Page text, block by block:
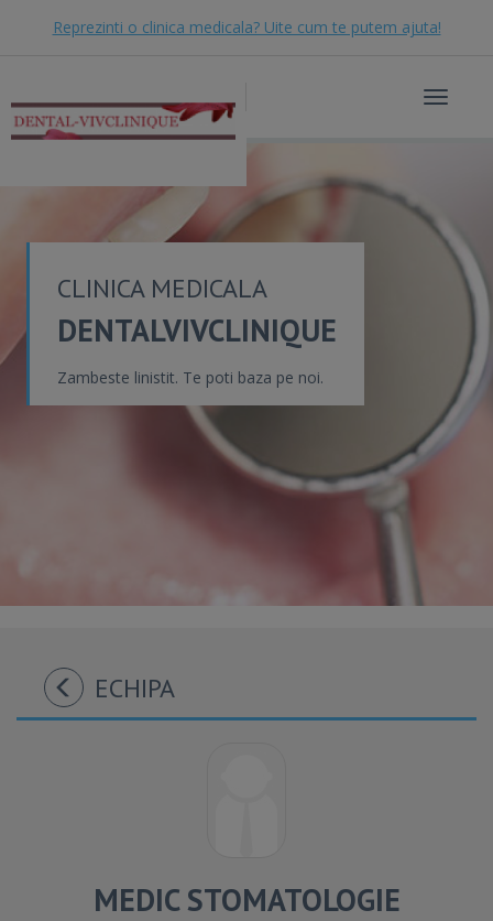
Reprezinti o clinica medicala? Uite cum te putem ajuta!
Toggle
CLINICA MEDICALA
DENTALVIVCLINIQUE
Zambeste linistit. Te poti baza pe noi.
ECHIPA
MEDIC STOMATOLOGIE